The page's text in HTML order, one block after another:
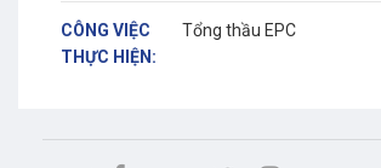
CÔNG VIỆC
THỰC HIỆN:
Tổng thầu EPC